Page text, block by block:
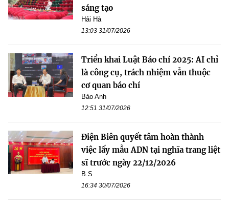
sáng tạo
Hải Hà
13:03 31/07/2026
Triển khai Luật Báo chí 2025: AI chỉ
là công cụ, trách nhiệm vẫn thuộc
cơ quan báo chí
Bảo Anh
12:51 31/07/2026
Điện Biên quyết tâm hoàn thành
việc lấy mẫu ADN tại nghĩa trang liệt
sĩ trước ngày 22/12/2026
B.S
16:34 30/07/2026